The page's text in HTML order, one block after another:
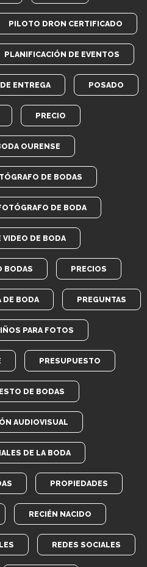
PILOTO DRON CERTIFICADO
PLANIFICACIÓN DE EVENTOS
ENTREGA POSADO
PRECIO
OURENSE
DE BODAS
DE BODA
VIDEO DE BODA
BODAS PRECIOS
DE BODA PREGUNTAS
PARA FOTOS
PRESUPUESTO
DE BODAS
AUDIOVISUAL
DE LA BODA
PROPIEDADES
RECIÉN NACIDO
REDES SOCIALES